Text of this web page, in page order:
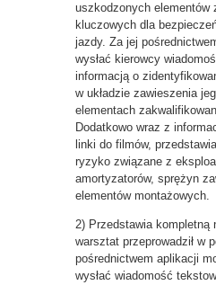
uszkodzonych elementów
kluczowych dla
jazdy. Za jej
wysłać kierowcy
informacją o
w układzie zawieszenia
elementach
Dodatkowo wraz z
linki do filmów,
ryzyko związane z
amortyzatorów, sprężyn
elementów montażowych.
2) Przedstawia kompletną
warsztat przeprowadził w
pośrednictwem aplikacji
wysłać wiadomość